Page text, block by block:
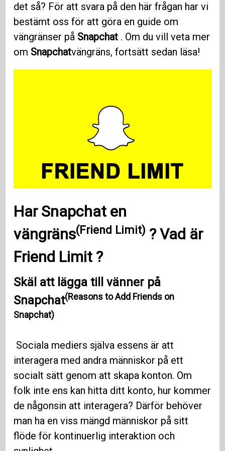
det så? För att svara på den här frågan har vi
bestämt oss för att göra en guide om
vängränser på Snapchat . Om du vill veta mer
om Snapchatvängräns, fortsätt sedan läsa!
Har Snapchat en
vängräns(Friend Limit) ? Vad är
Friend Limit ?
Skäl att lägga till vänner på
Snapchat(Reasons to Add Friends on
Snapchat)
Sociala mediers själva essens är att
interagera med andra människor på ett
socialt sätt genom att skapa konton. Om
folk inte ens kan hitta ditt konto, hur kommer
de någonsin att interagera? Därför behöver
man ha en viss mängd människor på sitt
flöde för kontinuerlig interaktion och